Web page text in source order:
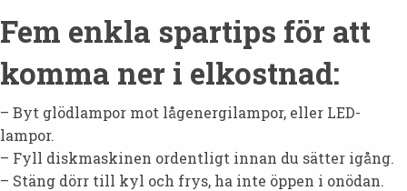
Fem enkla spartips för att
komma ner i elkostnad:
– Byt glödlampor mot lågenergilampor, eller LED-
lampor.
– Fyll diskmaskinen ordentligt innan du sätter igång.
– Stäng dörr till kyl och frys, ha inte öppen i onödan.